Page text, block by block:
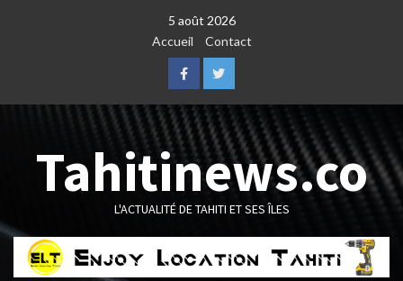
5 août 2026
Accueil
Contact
FacebookTwitter
Tahitinews.co
L'ACTUALITÉ DE TAHITI ET SES ÎLES